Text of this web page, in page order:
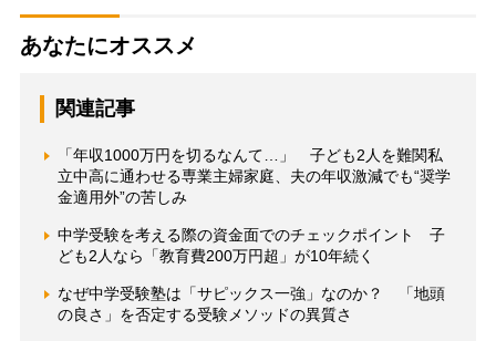
あなたにオススメ
関連記事
「年収1000万円を切るなんて…」 子ども2人を難関私
立中高に通わせる専業主婦家庭、夫の年収激減でも“奨学
金適用外”の苦しみ
中学受験を考える際の資金面でのチェックポイント 子
ども2人なら「教育費200万円超」が10年続く
なぜ中学受験塾は「サピックス一強」なのか？ 「地頭
の良さ」を否定する受験メソッドの異質さ